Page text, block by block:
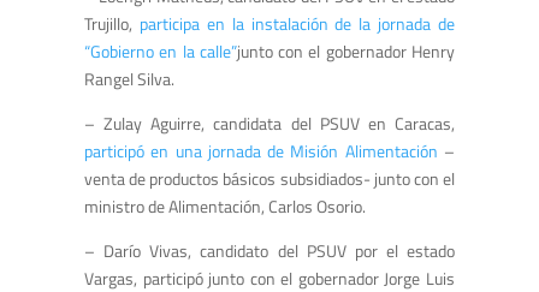
Trujillo, participa en la instalación de la jornada de
“Gobierno en la calle”junto con el gobernador Henry
Rangel Silva.
– Zulay Aguirre, candidata del PSUV en Caracas,
participó en una jornada de Misión Alimentación –
venta de productos básicos subsidiados- junto con el
ministro de Alimentación, Carlos Osorio.
– Darío Vivas, candidato del PSUV por el estado
Vargas, participó junto con el gobernador Jorge Luis